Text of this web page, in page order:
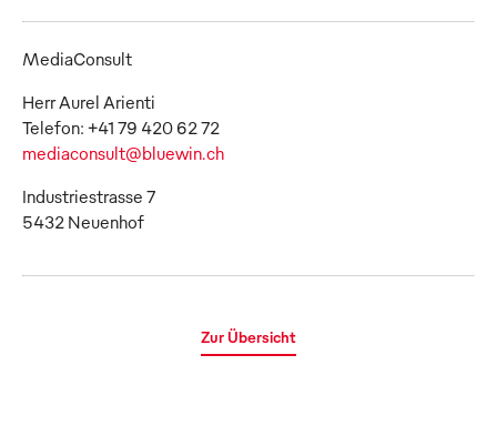
MediaConsult
Herr Aurel Arienti
mediaconsult@bluewin.ch
Industriestrasse 7
5432 Neuenhof
Zur Übersicht